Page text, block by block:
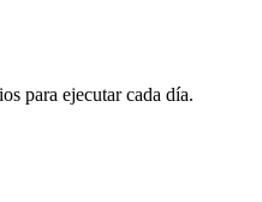
para ejecutar cada día.